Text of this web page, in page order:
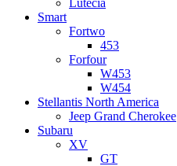
Lutecia
Smart
Fortwo
453
Forfour
W453
W454
Stellantis North America
Jeep Grand Cherokee
Subaru
XV
GT